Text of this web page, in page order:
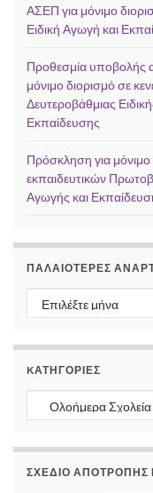
ΑΣΕΠ για μόνιμο
Ειδική Αγωγή και
Προθεσμία υποβολής
μόνιμο διορισμό σε
Δευτεροβάθμιας
Εκπαίδευσης
Πρόσκληση για μόνιμο
εκπαιδευτικών
Αγωγής και
ΠΑΛΑΙΌΤΕΡΕΣ
Παλαιότερες
KΑΤΗΓΟΡΊΕΣ
Kατηγορίες
ΣΧΕΔΙΟ ΑΠΟΤΡΟΠΗΣ